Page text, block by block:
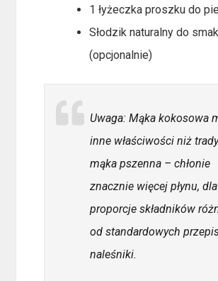
1 łyżeczka proszku do
Słodzik naturalny do
(opcjonalnie)
Uwaga: Mąka kokosowa
inne właściwości niż
mąka pszenna – chłonie
znacznie więcej płynu,
proporcje składników
od standardowych
naleśniki.